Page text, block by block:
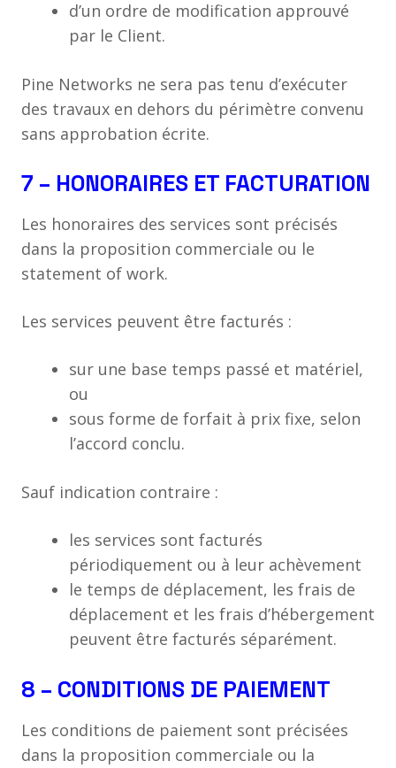
d’un ordre de modification approuvé
par le Client.
Pine Networks ne sera pas tenu d’exécuter
des travaux en dehors du périmètre convenu
sans approbation écrite.
7 – HONORAIRES ET FACTURATION
Les honoraires des services sont précisés
dans la proposition commerciale ou le
statement of work.
Les services peuvent être facturés :
sur une base temps passé et matériel,
ou
sous forme de forfait à prix fixe, selon
l’accord conclu.
Sauf indication contraire :
les services sont facturés
périodiquement ou à leur achèvement
le temps de déplacement, les frais de
déplacement et les frais d’hébergement
peuvent être facturés séparément.
8 – CONDITIONS DE PAIEMENT
Les conditions de paiement sont précisées
dans la proposition commerciale ou la